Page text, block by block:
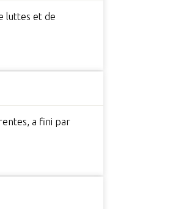
luttes et de
a fini par